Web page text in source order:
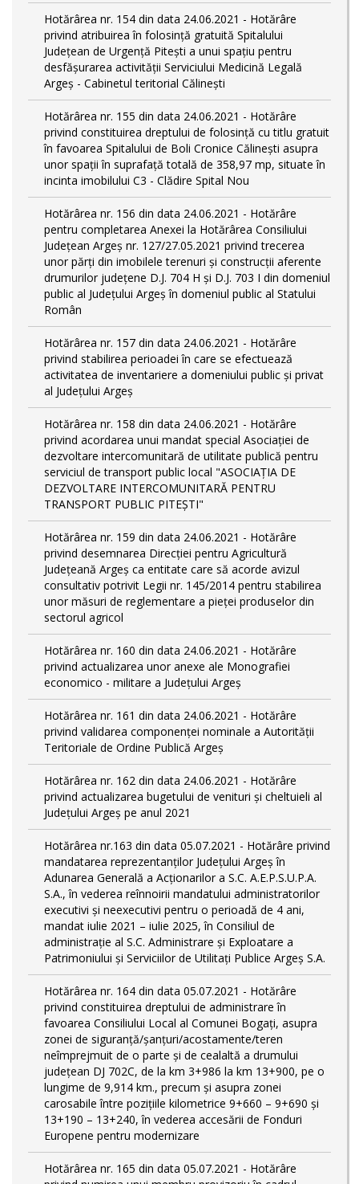
Hotărârea nr. 154 din data 24.06.2021 - Hotărâre
privind atribuirea în folosință gratuită Spitalului
Judeţean de Urgenţă Piteşti a unui spaţiu pentru
desfăşurarea activităţii Serviciului Medicină Legală
Argeş - Cabinetul teritorial Călineşti
Hotărârea nr. 155 din data 24.06.2021 - Hotărâre
privind constituirea dreptului de folosință cu titlu gratuit
în favoarea Spitalului de Boli Cronice Călinești asupra
unor spații în suprafață totală de 358,97 mp, situate în
incinta imobilului C3 - Clădire Spital Nou
Hotărârea nr. 156 din data 24.06.2021 - Hotărâre
pentru completarea Anexei la Hotărârea Consiliului
Județean Argeș nr. 127/27.05.2021 privind trecerea
unor părţi din imobilele terenuri şi construcţii aferente
drumurilor județene D.J. 704 H și D.J. 703 I din domeniul
public al Judeţului Argeş în domeniul public al Statului
Român
Hotărârea nr. 157 din data 24.06.2021 - Hotărâre
privind stabilirea perioadei în care se efectuează
activitatea de inventariere a domeniului public şi privat
al Judeţului Argeş
Hotărârea nr. 158 din data 24.06.2021 - Hotărâre
privind acordarea unui mandat special Asociației de
dezvoltare intercomunitară de utilitate publică pentru
serviciul de transport public local "ASOCIAȚIA DE
DEZVOLTARE INTERCOMUNITARĂ PENTRU
TRANSPORT PUBLIC PITEȘTI"
Hotărârea nr. 159 din data 24.06.2021 - Hotărâre
privind desemnarea Direcției pentru Agricultură
Județeană Argeș ca entitate care să acorde avizul
consultativ potrivit Legii nr. 145/2014 pentru stabilirea
unor măsuri de reglementare a pieței produselor din
sectorul agricol
Hotărârea nr. 160 din data 24.06.2021 - Hotărâre
privind actualizarea unor anexe ale Monografiei
economico - militare a Județului Argeș
Hotărârea nr. 161 din data 24.06.2021 - Hotărâre
privind validarea componenței nominale a Autorității
Teritoriale de Ordine Publică Argeș
Hotărârea nr. 162 din data 24.06.2021 - Hotărâre
privind actualizarea bugetului de venituri și cheltuieli al
Județului Argeș pe anul 2021
Hotărârea nr.163 din data 05.07.2021 - Hotărâre privind
mandatarea reprezentanților Județului Argeș în
Adunarea Generală a Acționarilor a S.C. A.E.P.S.U.P.A.
S.A., în vederea reînnoirii mandatului administratorilor
executivi și neexecutivi pentru o perioadă de 4 ani,
mandat iulie 2021 – iulie 2025, în Consiliul de
administrație al S.C. Administrare și Exploatare a
Patrimoniului și Serviciilor de Utilitaţi Publice Argeș S.A.
Hotărârea nr. 164 din data 05.07.2021 - Hotărâre
privind constituirea dreptului de administrare în
favoarea Consiliului Local al Comunei Bogați, asupra
zonei de siguranță/șanțuri/acostamente/teren
neîmprejmuit de o parte și de cealaltă a drumului
județean DJ 702C, de la km 3+986 la km 13+900, pe o
lungime de 9,914 km., precum și asupra zonei
carosabile între pozițiile kilometrice 9+660 – 9+690 și
13+190 – 13+240, în vederea accesării de Fonduri
Europene pentru modernizare
Hotărârea nr. 165 din data 05.07.2021 - Hotărâre